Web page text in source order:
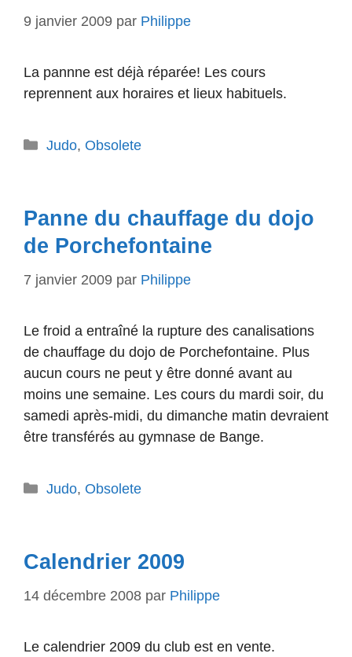
9 janvier 2009 par Philippe
La pannne est déjà réparée! Les cours
reprennent aux horaires et lieux habituels.
Catégories
Judo, Obsolete
Panne du chauffage du dojo
de Porchefontaine
7 janvier 2009 par Philippe
Le froid a entraîné la rupture des canalisations
de chauffage du dojo de Porchefontaine. Plus
aucun cours ne peut y être donné avant au
moins une semaine. Les cours du mardi soir, du
samedi après-midi, du dimanche matin devraient
être transférés au gymnase de Bange.
Catégories
Judo, Obsolete
Calendrier 2009
14 décembre 2008 par Philippe
Le calendrier 2009 du club est en vente.